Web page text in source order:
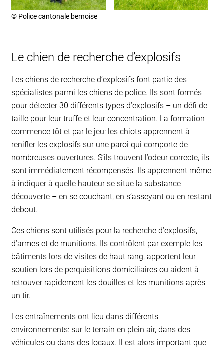
© Police cantonale bernoise
Le chien de recherche d’explosifs
Les chiens de recherche d’explosifs font partie des
spécialistes parmi les chiens de police. Ils sont formés
pour détecter 30 différents types d’explosifs – un défi de
taille pour leur truffe et leur concentration. La formation
commence tôt et par le jeu: les chiots apprennent à
renifler les explosifs sur une paroi qui comporte de
nombreuses ouvertures. S’ils trouvent l’odeur correcte, ils
sont immédiatement récompensés. Ils apprennent même
à indiquer à quelle hauteur se situe la substance
découverte – en se couchant, en s’asseyant ou en restant
debout.
Ces chiens sont utilisés pour la recherche d’explosifs,
d’armes et de munitions. Ils contrôlent par exemple les
bâtiments lors de visites de haut rang, apportent leur
soutien lors de perquisitions domiciliaires ou aident à
retrouver rapidement les douilles et les munitions après
un tir.
Les entraînements ont lieu dans différents
environnements: sur le terrain en plein air, dans des
véhicules ou dans des locaux. Il est alors important que